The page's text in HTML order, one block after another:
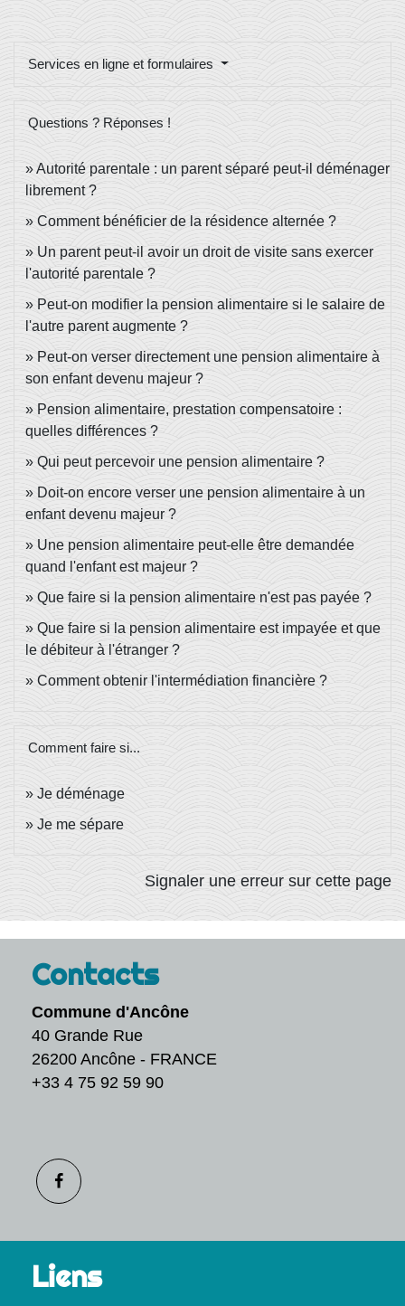
Services en ligne et formulaires
Questions ? Réponses !
Autorité parentale : un parent séparé peut-il déménager
librement ?
Comment bénéficier de la résidence alternée ?
Un parent peut-il avoir un droit de visite sans exercer
l'autorité parentale ?
Peut-on modifier la pension alimentaire si le salaire de
l'autre parent augmente ?
Peut-on verser directement une pension alimentaire à
son enfant devenu majeur ?
Pension alimentaire, prestation compensatoire :
quelles différences ?
Qui peut percevoir une pension alimentaire ?
Doit-on encore verser une pension alimentaire à un
enfant devenu majeur ?
Une pension alimentaire peut-elle être demandée
quand l'enfant est majeur ?
Que faire si la pension alimentaire n'est pas payée ?
Que faire si la pension alimentaire est impayée et que
le débiteur à l'étranger ?
Comment obtenir l'intermédiation financière ?
Comment faire si...
Je déménage
Je me sépare
Signaler une erreur sur cette page
Contacts
Commune d'Ancône
40 Grande Rue
26200 Ancône - FRANCE
+33 4 75 92 59 90
Liens